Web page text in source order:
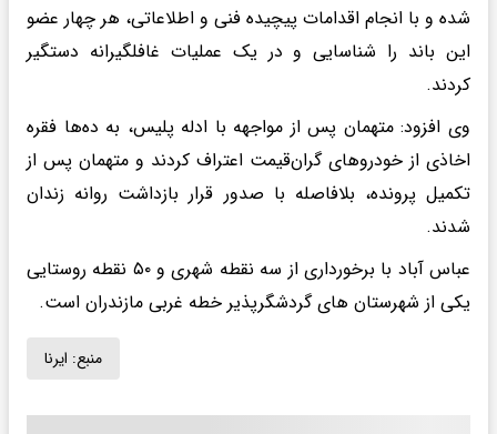
شده و با انجام اقدامات پیچیده فنی و اطلاعاتی، هر چهار عضو
این باند را شناسایی و در یک عملیات غافلگیرانه دستگیر
کردند.
وی افزود: متهمان پس از مواجهه با ادله پلیس، به ده‌ها فقره
اخاذی از خودروهای گران‌قیمت اعتراف کردند و متهمان پس از
تکمیل پرونده، بلافاصله با صدور قرار بازداشت روانه زندان
شدند.
عباس آباد با برخورداری از سه نقطه شهری و ۵۰ نقطه روستایی
یکی از شهرستان های گردشگرپذیر خطه غربی مازندران است.
منبع: ایرنا